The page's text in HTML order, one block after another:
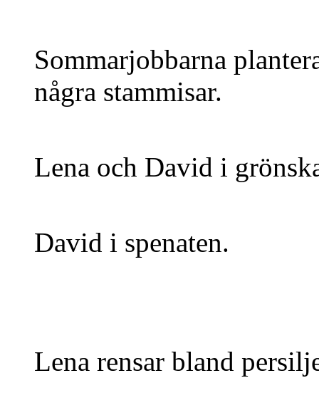
Sommarjobbarna
några stammisar.
Lena och David i
David i spenaten.
Lena rensar bland